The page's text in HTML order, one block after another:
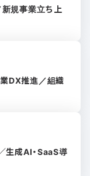
規事業立ち上
DX推進／組織
生成AI・SaaS導